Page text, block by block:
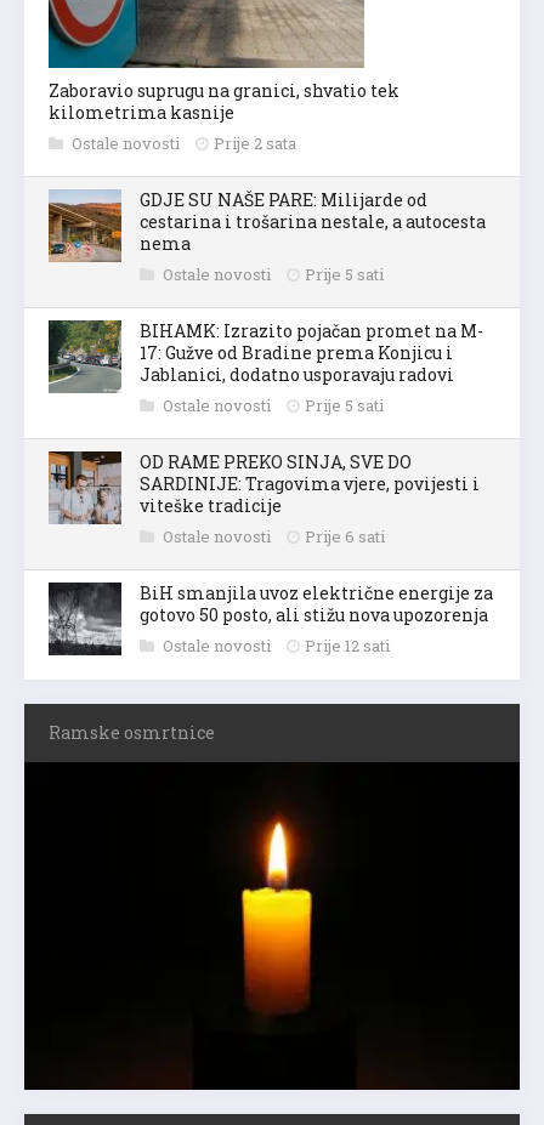
Zaboravio suprugu na granici, shvatio tek
kilometrima kasnije
Ostale novosti Prije 2 sata
GDJE SU NAŠE PARE: Milijarde od
cestarina i trošarina nestale, a autocesta
nema
Ostale novosti Prije 5 sati
BIHAMK: Izrazito pojačan promet na M-
17: Gužve od Bradine prema Konjicu i
Jablanici, dodatno usporavaju radovi
Ostale novosti Prije 5 sati
OD RAME PREKO SINJA, SVE DO
SARDINIJE: Tragovima vjere, povijesti i
viteške tradicije
Ostale novosti Prije 6 sati
BiH smanjila uvoz električne energije za
gotovo 50 posto, ali stižu nova upozorenja
Ostale novosti Prije 12 sati
Ramske osmrtnice